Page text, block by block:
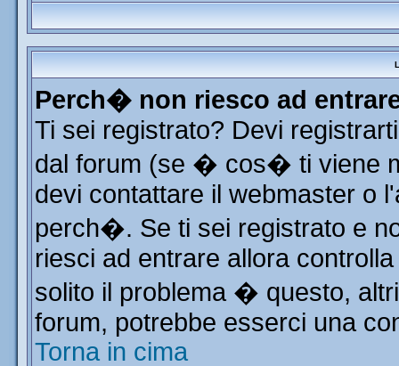
Perch� non riesco ad
Ti sei registrato? Devi
dal forum (se � cos� ti viene
devi contattare il webmaster o
perch�. Se ti sei registrato e
riesci ad entrare allora
solito il problema � questo,
forum, potrebbe esserci una
Torna in cima